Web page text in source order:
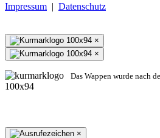
Impressum | Datenschutz
×
×
Das Wappen wurde nach
×